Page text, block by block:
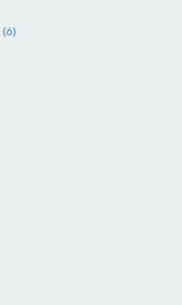
(6)